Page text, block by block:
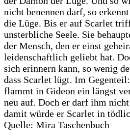
nicht benennen darf, so
die Lüge. Bis er auf Scarlet
unsterbliche Seele. Sie
der Mensch, den er einst
leidenschaftlich geliebt hat.
sich erinnern kann, so wenig
dass Scarlet lügt. Im
flammt in Gideon ein längst
neu auf. Doch er darf ihm nicht
damit würde er Scarlet in
Quelle: Mira Taschenbuch